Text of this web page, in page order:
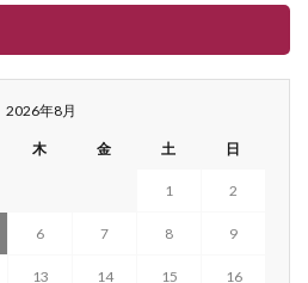
2026年8月
木 金 土 日
1 2
6 7 8 9
13 14 15 16